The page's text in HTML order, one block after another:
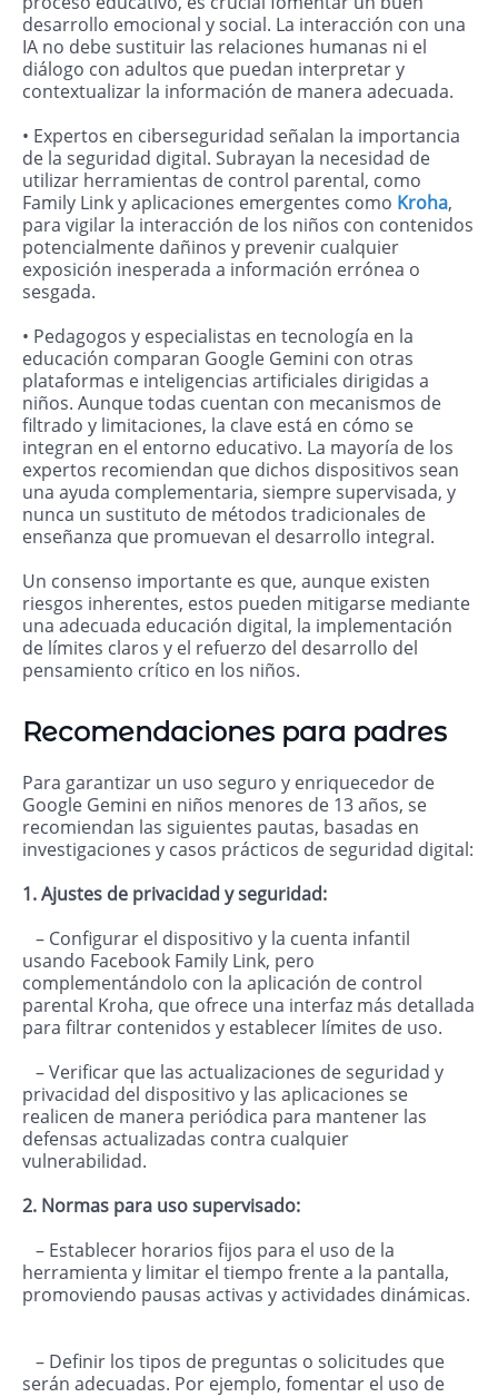
desarrollo emocional y social. La interacción con una
IA no debe sustituir las relaciones humanas ni el
diálogo con adultos que puedan interpretar y
contextualizar la información de manera adecuada.
• Expertos en ciberseguridad señalan la importancia
de la seguridad digital. Subrayan la necesidad de
utilizar herramientas de control parental, como
Family Link y aplicaciones emergentes como Kroha,
para vigilar la interacción de los niños con contenidos
potencialmente dañinos y prevenir cualquier
exposición inesperada a información errónea o
sesgada.
• Pedagogos y especialistas en tecnología en la
educación comparan Google Gemini con otras
plataformas e inteligencias artificiales dirigidas a
niños. Aunque todas cuentan con mecanismos de
filtrado y limitaciones, la clave está en cómo se
integran en el entorno educativo. La mayoría de los
expertos recomiendan que dichos dispositivos sean
una ayuda complementaria, siempre supervisada, y
nunca un sustituto de métodos tradicionales de
enseñanza que promuevan el desarrollo integral.
Un consenso importante es que, aunque existen
riesgos inherentes, estos pueden mitigarse mediante
una adecuada educación digital, la implementación
de límites claros y el refuerzo del desarrollo del
pensamiento crítico en los niños.
Recomendaciones para padres
Para garantizar un uso seguro y enriquecedor de
Google Gemini en niños menores de 13 años, se
recomiendan las siguientes pautas, basadas en
investigaciones y casos prácticos de seguridad digital:
1. Ajustes de privacidad y seguridad:
– Configurar el dispositivo y la cuenta infantil
usando Facebook Family Link, pero
complementándolo con la aplicación de control
parental Kroha, que ofrece una interfaz más detallada
para filtrar contenidos y establecer límites de uso.
– Verificar que las actualizaciones de seguridad y
privacidad del dispositivo y las aplicaciones se
realicen de manera periódica para mantener las
defensas actualizadas contra cualquier
vulnerabilidad.
2. Normas para uso supervisado:
– Establecer horarios fijos para el uso de la
herramienta y limitar el tiempo frente a la pantalla,
promoviendo pausas activas y actividades dinámicas.
– Definir los tipos de preguntas o solicitudes que
serán adecuadas. Por ejemplo, fomentar el uso de